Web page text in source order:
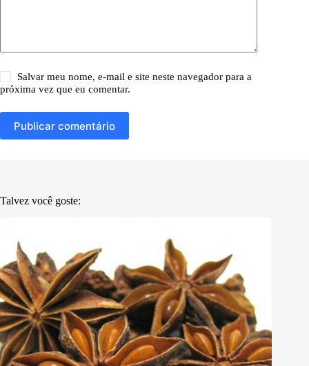
Salvar meu nome, e-mail e site neste navegador para a
próxima vez que eu comentar.
Publicar comentário
Talvez você goste: